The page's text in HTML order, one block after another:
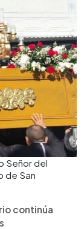
Señor del
de San
continúa